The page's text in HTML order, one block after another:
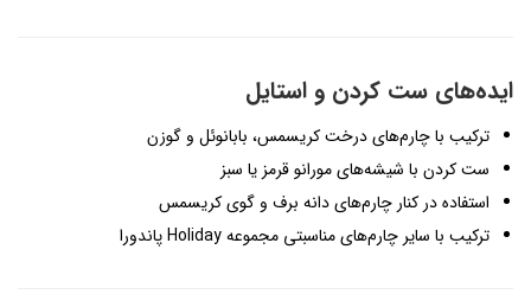
ایده‌های ست کردن و استایل
ترکیب با چارم‌های درخت کریسمس، بابانوئل و گوزن
ست کردن با شیشه‌های مورانو قرمز یا سبز
استفاده در کنار چارم‌های دانه برف و گوی کریسمس
ترکیب با سایر چارم‌های مناسبتی مجموعه Holiday پاندورا